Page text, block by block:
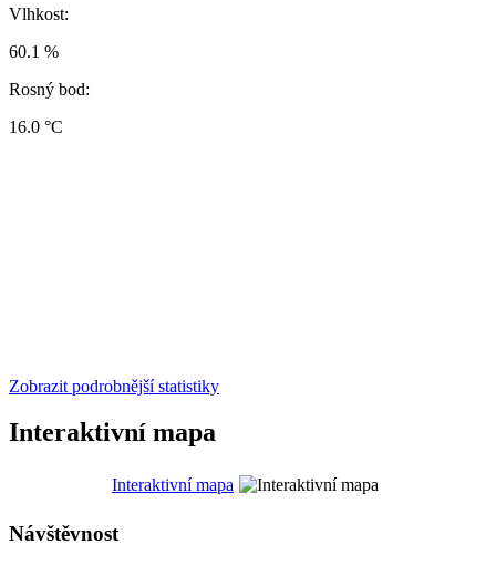
Vlhkost:
60.1 %
Rosný bod:
16.0 °C
Zobrazit podrobnější statistiky
Interaktivní mapa
Interaktivní mapa
Návštěvnost